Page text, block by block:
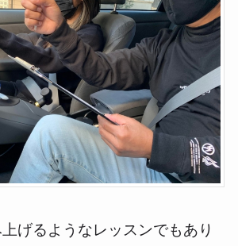
げるようなレッスンでもあり